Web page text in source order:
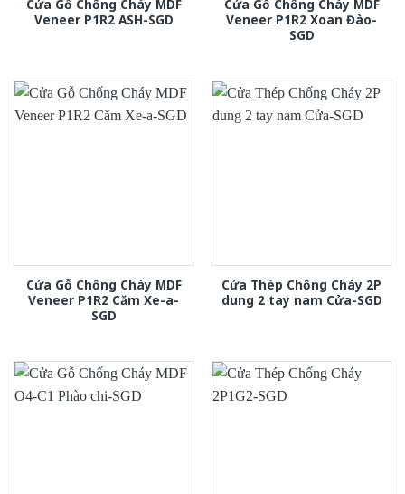
Cửa Gỗ Chống Cháy MDF
Veneer P1R2 ASH-SGD
Cửa Gỗ Chống Cháy MDF
Veneer P1R2 Xoan Đào-
SGD
Cửa Gỗ Chống Cháy MDF
Veneer P1R2 Căm Xe-a-
SGD
Cửa Thép Chống Cháy 2P
dung 2 tay nam Cửa-SGD